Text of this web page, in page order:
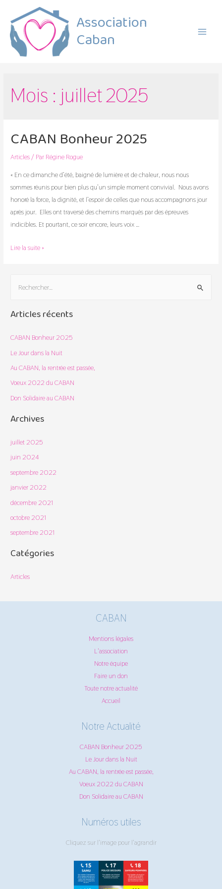
Association
Caban
Mois : juillet 2025
CABAN Bonheur 2025
Articles / Par Régine Rogue
« En ce dimanche d’été, baigné de lumière et de chaleur, nous nous
sommes réunis pour bien plus qu’un simple moment convivial. Nous avons
honoré la force, la dignité, et l’espoir de celles que nous accompagnons jour
après jour. Elles ont traversé des chemins marqués par des épreuves
indicibles. Et pourtant, ce soir encore, leurs voix …
CABAN
Lire la suite »
e
e
r
Articles récents
CABAN Bonheur 2025
Le Jour dans la Nuit
Au CABAN, la rentrée est passée,
Voeux 2022 du CABAN
Don Solidaire au CABAN
Archives
juillet 2025
juin 2024
septembre 2022
janvier 2022
décembre 2021
octobre 2021
septembre 2021
Catégories
Articles
CABAN
Mentions légales
L'association
Notre équipe
Faire un don
Toute notre actualité
Accueil
Notre Actualité
CABAN Bonheur 2025
Le Jour dans la Nuit
Au CABAN, la rentrée est passée,
Voeux 2022 du CABAN
Don Solidaire au CABAN
Numéros utiles
Cliquez sur l'image pour l'agrandir